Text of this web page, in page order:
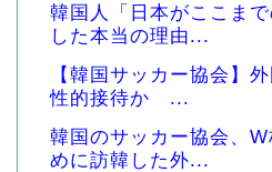
韓国人「日本がここま
した本当の理由...
【韓国サッカー協会】
性的接待か ...
韓国のサッカー協会、
めに訪韓した外...